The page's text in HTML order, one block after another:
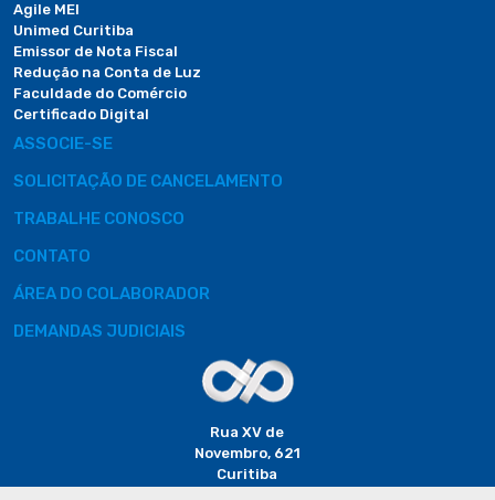
Agile MEI
Unimed Curitiba
Emissor de Nota Fiscal
Redução na Conta de Luz
Faculdade do Comércio
Certificado Digital
ASSOCIE-SE
SOLICITAÇÃO DE CANCELAMENTO
TRABALHE CONOSCO
CONTATO
ÁREA DO COLABORADOR
DEMANDAS JUDICIAIS
Rua XV de
Novembro, 621
Curitiba